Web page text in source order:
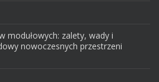
modułowych: zalety, wady i
nowoczesnych przestrzeni